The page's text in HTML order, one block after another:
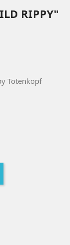
RIPPY"
Totenkopf